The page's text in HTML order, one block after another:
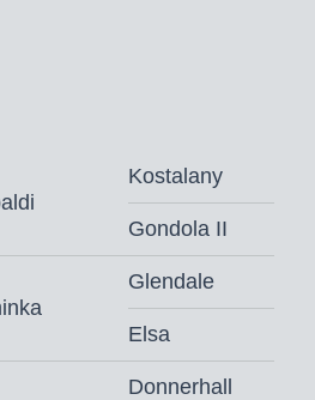
hij als Zweedse
finalist
(6j.) en
Hope heeft het
graad van
zijn ouders, de
Totilas en Weihegold
geeft dit door aan
veulenmaker True
Kostalany
Gondola II
Glendale
Elsa
Donnerhall